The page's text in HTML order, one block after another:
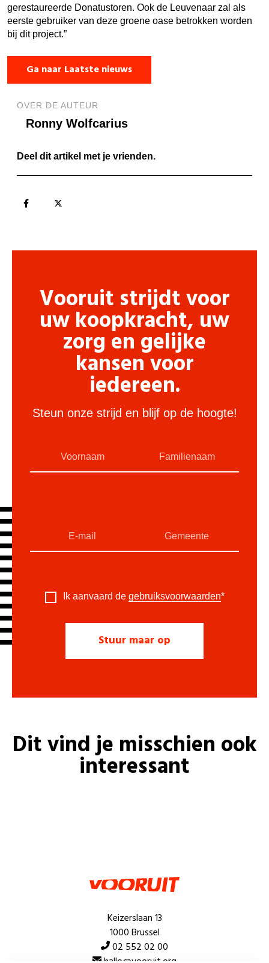
gerestaureerde Donatustoren. Ook de Leuvenaar zal als
eerste gebruiker van deze groene oase betrokken worden
bij dit project.”
Ga naar Laatste nieuws
OVER DE AUTEUR
Ronny Wolfcarius
Deel dit artikel met je vrienden.
Vooruit strijdt voor
uw koopkracht, uw
zorg en gelijke
kansen voor
iedereen.
Steun onze strijd en blijf op de hoogte!
Ik aanvaard de gebruiksvoorwaarden*
Dit vind je misschien ook
interessant
Keizerslaan 13
1000 Brussel
02 552 02 00